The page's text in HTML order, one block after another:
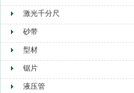
激光千分尺
砂带
型材
锯片
液压管